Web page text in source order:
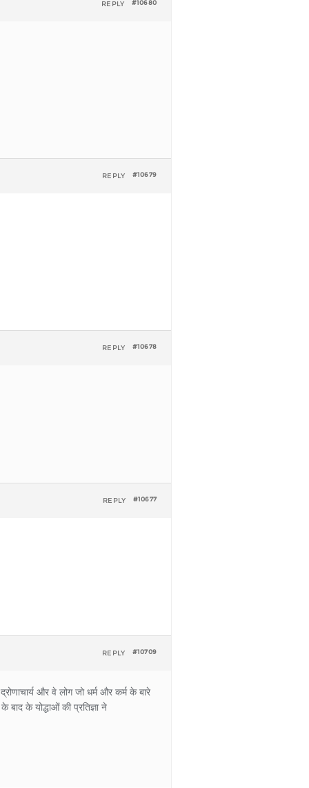
#10680
REPLY
#10679
REPLY
#10678
REPLY
#10677
REPLY
#10709
REPLY
और वे लोग जो धर्म और कर्म के बारे
के योद्धाओं की प्रतिज्ञा ने